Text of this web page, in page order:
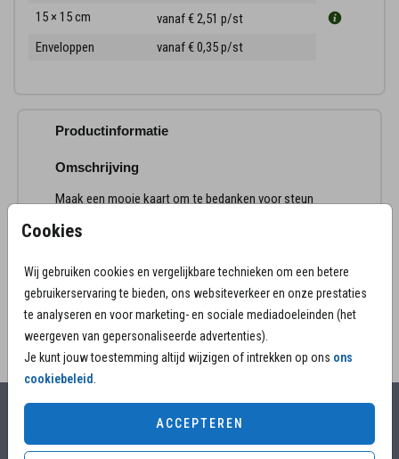
Cookies
Wij gebruiken cookies en vergelijkbare technieken om een betere
gebruikerservaring te bieden, ons websiteverkeer en onze prestaties
te analyseren en voor marketing- en sociale mediadoeleinden (het
weergeven van gepersonaliseerde advertenties).
Je kunt jouw toestemming altijd wijzigen of intrekken op ons ons
cookiebeleid
ACCEPTEREN
15 × 15 cm
vanaf € 2,51 p/st
Enveloppen
vanaf € 0,35p/st
Productinformatie
Omschrijving
Maak een mooie kaart om te bedanken voor steun
woorden onderstrepen wat de aandacht heeft
Alles voor jouw moment